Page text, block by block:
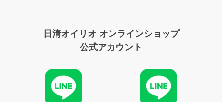
日清オイリオ オンラインショップ
公式アカウント